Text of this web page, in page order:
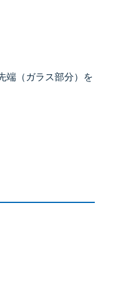
端（ガラス部分）を